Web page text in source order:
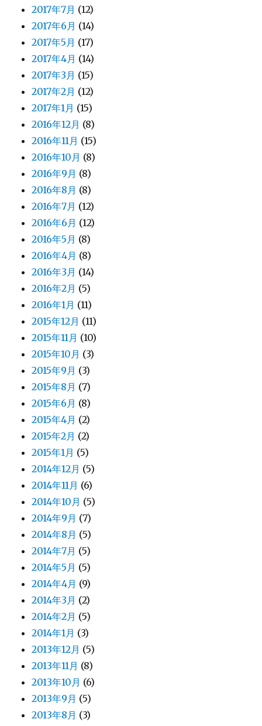
2017年7月 (12)
2017年6月 (14)
2017年5月 (17)
2017年4月 (14)
2017年3月 (15)
2017年2月 (12)
2017年1月 (15)
2016年12月 (8)
2016年11月 (15)
2016年10月 (8)
2016年9月 (8)
2016年8月 (8)
2016年7月 (12)
2016年6月 (12)
2016年5月 (8)
2016年4月 (8)
2016年3月 (14)
2016年2月 (5)
2016年1月 (11)
2015年12月 (11)
2015年11月 (10)
2015年10月 (3)
2015年9月 (3)
2015年8月 (7)
2015年6月 (8)
2015年4月 (2)
2015年2月 (2)
2015年1月 (5)
2014年12月 (5)
2014年11月 (6)
2014年10月 (5)
2014年9月 (7)
2014年8月 (5)
2014年7月 (5)
2014年5月 (5)
2014年4月 (9)
2014年3月 (2)
2014年2月 (5)
2014年1月 (3)
2013年12月 (5)
2013年11月 (8)
2013年10月 (6)
2013年9月 (5)
2013年8月 (3)